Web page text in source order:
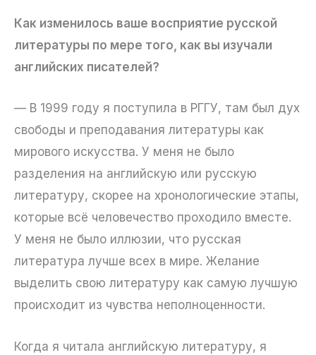
Как изменилось ваше восприятие русской
литературы по мере того, как вы изучали
английских писателей?
— В 1999 году я поступила в РГГУ, там был дух
свободы и преподавания литературы как
мирового искусства. У меня не было
разделения на английскую или русскую
литературу, скорее на хронологические этапы,
которые всё человечество проходило вместе.
У меня не было иллюзии, что русская
литература лучше всех в мире. Желание
выделить свою литературу как самую лучшую
происходит из чувства неполноценности.
Когда я читала английскую литературу, я